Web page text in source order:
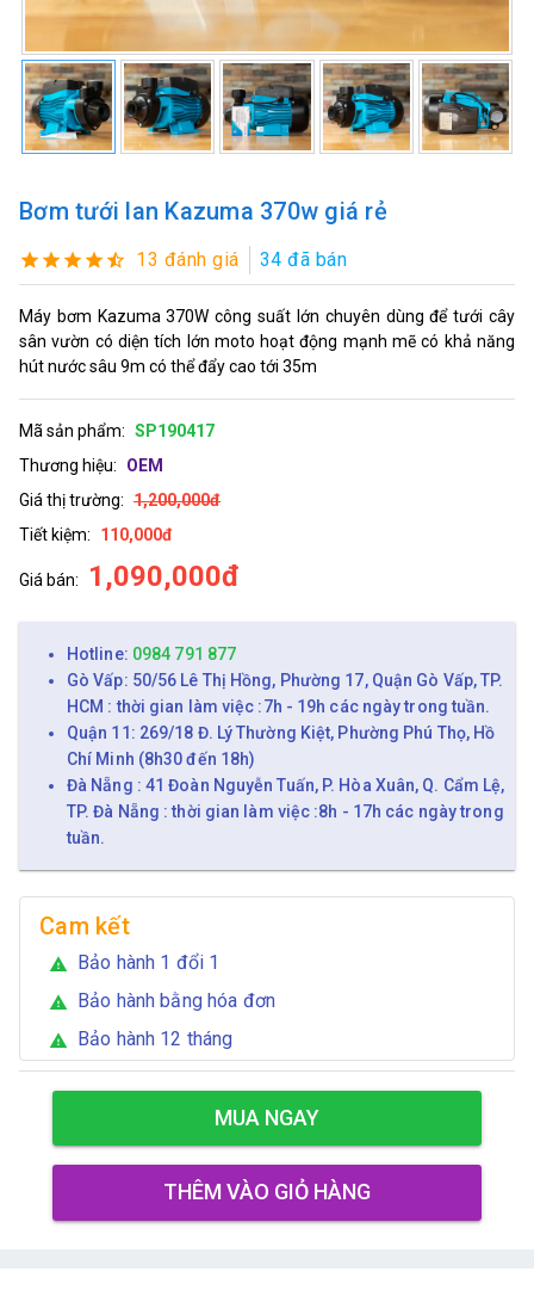
Bơm tưới lan Kazuma 370w giá rẻ
13 đánh giá 34 đã bán
Máy bơm Kazuma 370W công suất lớn chuyên dùng để tưới cây
sân vườn có diện tích lớn moto hoạt động mạnh mẽ có khả năng
hút nước sâu 9m có thể đẩy cao tới 35m
Mã sản phẩm: SP190417
Thương hiệu:
OEM
Giá thị trường: 1,200,000đ
Tiết kiệm:
110,000đ
Giá bán: 1,090,000đ
Hotline: 0984 791 877
Gò Vấp: 50/56 Lê Thị Hồng, Phường 17, Quận Gò Vấp, TP.
HCM : thời gian làm việc :7h - 19h các ngày trong tuần.
Quận 11: 269/18 Đ. Lý Thường Kiệt, Phường Phú Thọ, Hồ
Chí Minh (8h30 đến 18h)
Đà Nẵng : 41 Đoàn Nguyễn Tuấn, P. Hòa Xuân, Q. Cẩm Lệ,
TP. Đà Nẵng : thời gian làm việc :8h - 17h các ngày trong
tuần.
Cam kết
warning Bảo hành 1 đổi 1
warning Bảo hành bằng hóa đơn
warning Bảo hành 12 tháng
MUA NGAY
THÊM VÀO GIỎ HÀNG